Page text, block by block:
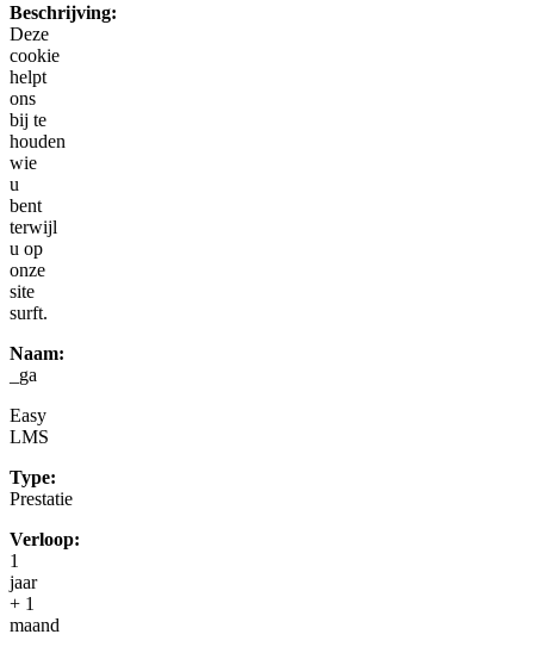
Beschrijving:
Deze
cookie
helpt
ons
bij te
houden
wie
u
bent
terwijl
u op
onze
site
surft.
Naam:
_ga
Easy
LMS
Type:
Prestatie
Verloop:
1
jaar
+ 1
maand